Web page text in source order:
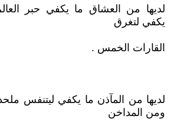
لديها من العشاق ما يكفي حبر
يكفي لتغرق
القارات الخمس .
لديها من المآذن ما يكفي ليتنفس
ومن المداخن